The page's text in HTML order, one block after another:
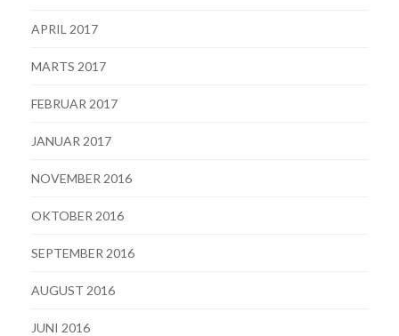
APRIL 2017
MARTS 2017
FEBRUAR 2017
JANUAR 2017
NOVEMBER 2016
OKTOBER 2016
SEPTEMBER 2016
AUGUST 2016
JUNI 2016